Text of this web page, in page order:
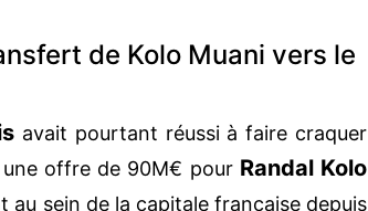
de Kolo Muani vers le
avait pourtant réussi à faire craquer
une offre de 90M€ pour Randal Kolo
au sein de la capitale française depuis